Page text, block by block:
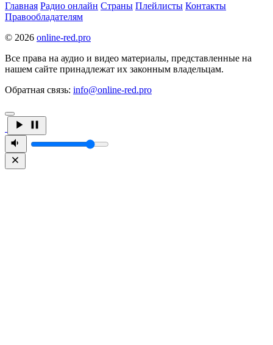
Главная Радио онлайн Страны Плейлисты Контакты
Правообладателям
© 2026 online-red.pro
Все права на аудио и видео материалы, представленные на
нашем сайте принадлежат их законным владельцам.
Обратная связь: info@online-red.pro